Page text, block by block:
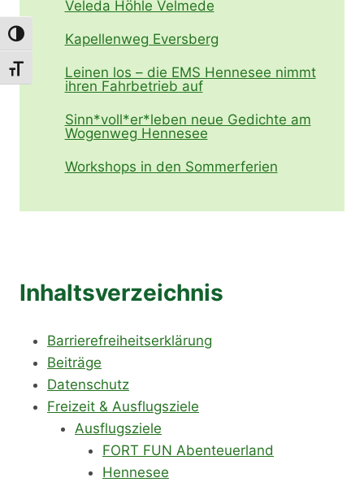
Umschalten auf hohe Kontraste
Schrift vergrößern
Veleda Höhle Velmede
Kapellenweg Eversberg
Leinen los – die EMS Hennesee nimmt
ihren Fahrbetrieb auf
Sinn*voll*er*leben neue Gedichte am
Wogenweg Hennesee
Workshops in den Sommerferien
Inhaltsverzeichnis
Barrierefreiheitserklärung
Beiträge
Datenschutz
Freizeit & Ausflugsziele
Ausflugsziele
FORT FUN Abenteuerland
Hennesee